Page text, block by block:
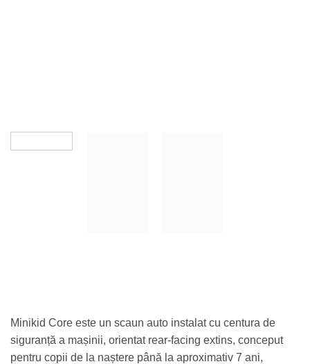
Minikid Core este un scaun auto instalat cu centura de
siguranță a mașinii, orientat rear-facing extins, conceput
pentru copii de la naștere până la aproximativ 7 ani,